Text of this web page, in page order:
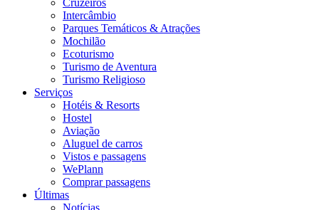
Cruzeiros
Intercâmbio
Parques Temáticos & Atrações
Mochilão
Ecoturismo
Turismo de Aventura
Turismo Religioso
Serviços
Hotéis & Resorts
Hostel
Aviação
Aluguel de carros
Vistos e passagens
WePlann
Comprar passagens
Últimas
Notícias